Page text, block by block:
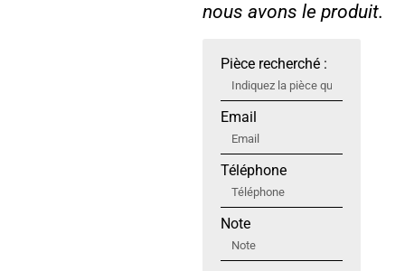
nous avons le produit.
Pièce recherché :
Email
Téléphone
Note